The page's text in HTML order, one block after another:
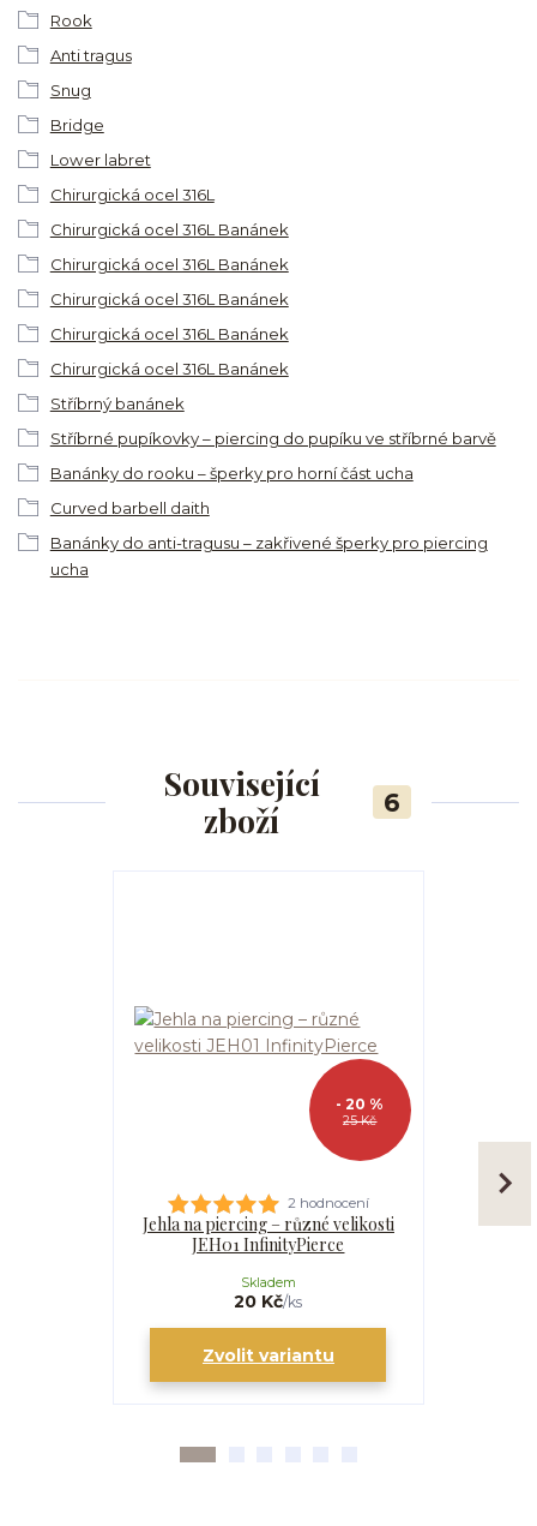
Rook
Anti tragus
Snug
Bridge
Lower labret
Chirurgická ocel 316L
Chirurgická ocel 316L Banánek
Chirurgická ocel 316L Banánek
Chirurgická ocel 316L Banánek
Chirurgická ocel 316L Banánek
Chirurgická ocel 316L Banánek
Stříbrný banánek
Stříbrné pupíkovky – piercing do pupíku ve stříbrné barvě
Banánky do rooku – šperky pro horní část ucha
Curved barbell daith
Banánky do anti-tragusu – zakřivené šperky pro piercing
ucha
Související
zboží
6
25 Kč
- 20 %
2 hodnocení
Jehla na piercing – různé velikosti
JEH01 InfinityPierce
20 Kč/ks
Skladem
Zvolit variantu